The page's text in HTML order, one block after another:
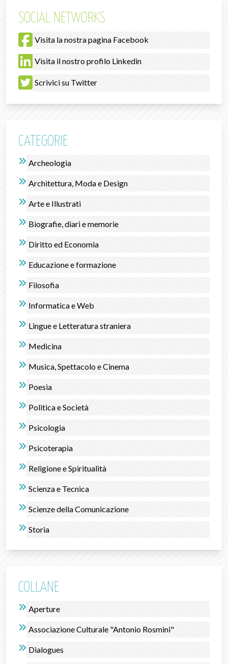
SOCIAL NETWORKS
Visita la nostra pagina Facebook
Visita il nostro profilo Linkedin
Scrivici su Twitter
CATEGORIE
Archeologia
Architettura, Moda e Design
Arte e Illustrati
Biografie, diari e memorie
Diritto ed Economia
Educazione e formazione
Filosofia
Informatica e Web
Lingue e Letteratura straniera
Medicina
Musica, Spettacolo e Cinema
Poesia
Politica e Società
Psicologia
Psicoterapia
Religione e Spiritualità
Scienza e Tecnica
Scienze della Comunicazione
Storia
COLLANE
Aperture
Associazione Culturale "Antonio Rosmini"
Dialogues